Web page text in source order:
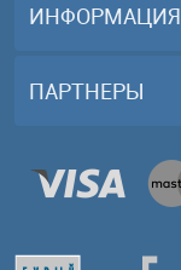
ИНФОРМАЦИЯ
ПАРТНЕРЫ